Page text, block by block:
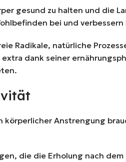
gesund zu halten und die
bei und
Radikale, natürliche
dank seiner
Anstrengung
die die Erholung nach